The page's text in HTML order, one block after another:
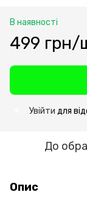
В наявності
499 грн/
Увійти для
До
Опис